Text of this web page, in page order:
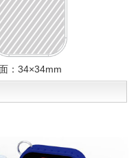
：34×34mm